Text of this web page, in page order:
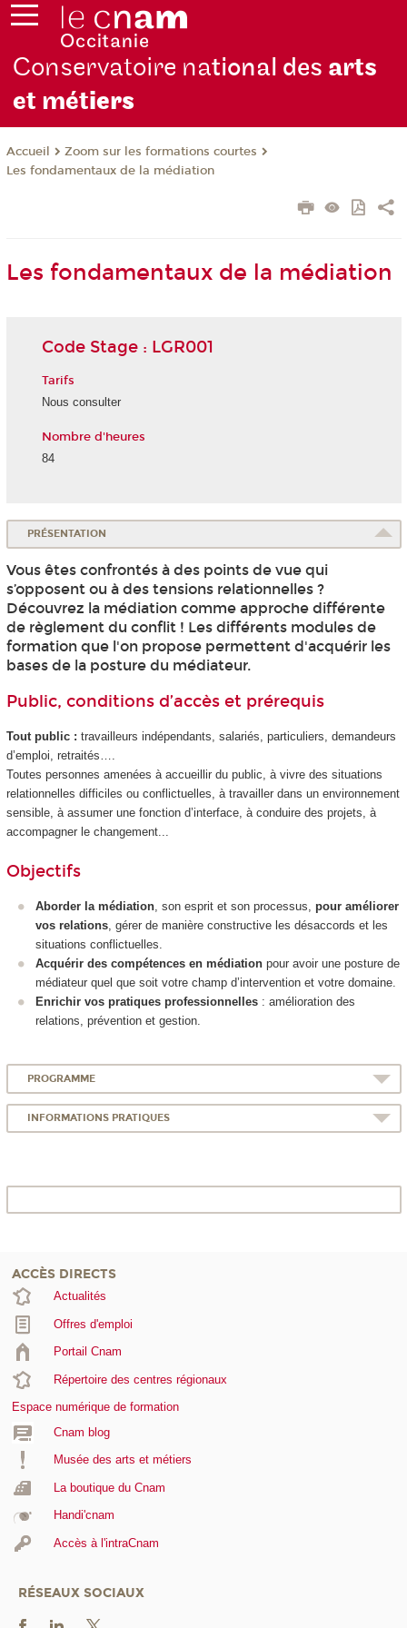
Conservatoire national des arts
et métiers
Accueil
Zoom sur les formations courtes
Les fondamentaux de la médiation
Les fondamentaux de la médiation
Code Stage : LGR001
Tarifs
Nous consulter
Nombre d'heures
84
PRÉSENTATION
Vous êtes confrontés à des points de vue qui
s’opposent ou à des tensions relationnelles ?
Découvrez la médiation comme approche différente
de règlement du conflit ! Les différents modules de
formation que l'on propose permettent d'acquérir les
bases de la posture du médiateur.
Public, conditions d’accès et prérequis
Tout public : travailleurs indépendants, salariés, particuliers, demandeurs
d’emploi, retraités….
Toutes personnes amenées à accueillir du public, à vivre des situations
relationnelles difficiles ou conflictuelles, à travailler dans un environnement
sensible, à assumer une fonction d’interface, à conduire des projets, à
accompagner le changement...
Objectifs
Aborder la médiation, son esprit et son processus, pour améliorer
vos relations, gérer de manière constructive les désaccords et les
situations conflictuelles.
Acquérir des compétences en médiation pour avoir une posture de
médiateur quel que soit votre champ d’intervention et votre domaine.
Enrichir vos pratiques professionnelles : amélioration des
relations, prévention et gestion.
PROGRAMME
INFORMATIONS PRATIQUES
ACCÈS DIRECTS
Actualités
Offres d'emploi
Portail Cnam
Répertoire des centres régionaux
Espace numérique de formation
Cnam blog
Musée des arts et métiers
La boutique du Cnam
Handi'cnam
Accès à l'intraCnam
RÉSEAUX SOCIAUX